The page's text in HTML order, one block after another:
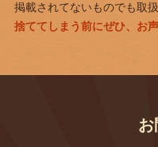
掲載されてないものでも取
捨ててしまう前にぜひ、お
お